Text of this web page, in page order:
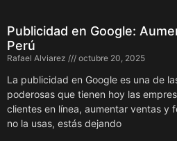
Publicidad en Google:
Perú
Rafael Alviarez octubre 20, 2025
La publicidad en Google es una de
poderosas que tienen hoy las
clientes en línea, aumentar ventas y
no la usas, estás dejando